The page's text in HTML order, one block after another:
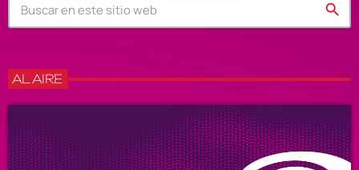
search
AL AIRE